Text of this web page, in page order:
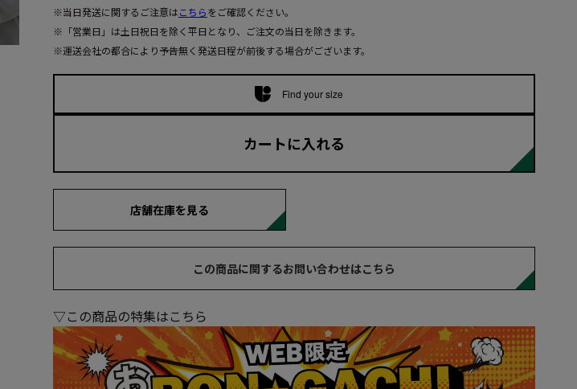
※当日発送に関するご注意はこちらをご確認ください。
※「営業日」は土日祝日を除く平日となり、ご注文の当日を除きます。
※運送会社の都合により予告無く発送日程が前後する場合がございます。
Find your size
カートに入れる
店舗在庫を見る
この商品に関するお問い合わせはこちら
▽この商品の特集はこちら